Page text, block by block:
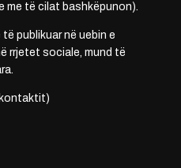
me të cilat bashkëpunon).
publikuar në uebin e
rrjetet sociale, mund të
kontaktit)